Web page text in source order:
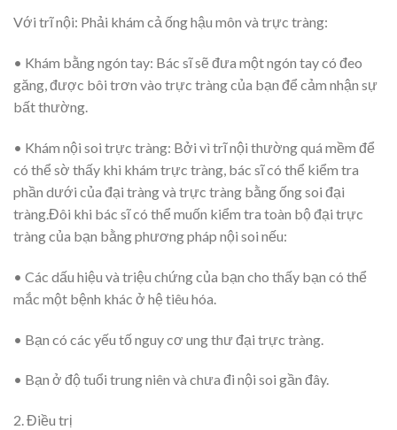
Với trĩ nội: Phải khám cả ống hậu môn và trực tràng:
• Khám bằng ngón tay: Bác sĩ sẽ đưa một ngón tay có đeo
găng, được bôi trơn vào trực tràng của bạn để cảm nhận sự
bất thường.
• Khám nội soi trực tràng: Bởi vì trĩ nội thường quá mềm để
có thể sờ thấy khi khám trực tràng, bác sĩ có thể kiểm tra
phần dưới của đại tràng và trực tràng bằng ống soi đại
tràng.Đôi khi bác sĩ có thể muốn kiểm tra toàn bộ đại trực
tràng của bạn bằng phương pháp nội soi nếu:
• Các dấu hiệu và triệu chứng của bạn cho thấy bạn có thể
mắc một bệnh khác ở hệ tiêu hóa.
• Bạn có các yếu tố nguy cơ ung thư đại trực tràng.
• Bạn ở độ tuổi trung niên và chưa đi nội soi gần đây.
2. Điều trị